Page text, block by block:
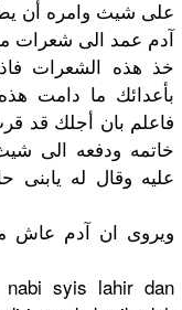
على شيث وامره أن
آدم عمد الى شعرات
خذ هذه الشعرات
بأعدائك ما دامت
فاعلم بان أجلك قد
خاتمه ودفعه الى
عليه وقال له يابنى
ويروى ان آدم عاش
syis lahir dan